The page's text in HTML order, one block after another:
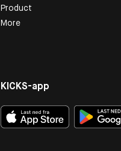
Product
More
KICKS-app